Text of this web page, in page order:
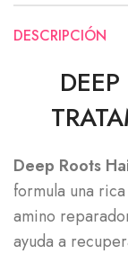
DESCRIPCIÓN
Deep Roots
formula una
amino
ayuda a